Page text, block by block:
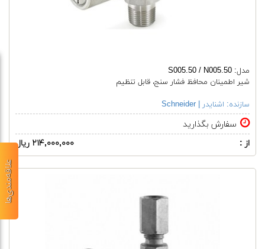
مدل: S005.50 / N005.50
شیر اطمینان محافظ فشار سنج، قابل تنظیم
سازنده: اشنایدر | Schneider
سفارش بگذارید
از :
۲۱۴,۰۰۰,۰۰۰ ریال
علاقه‌مندی‌ها